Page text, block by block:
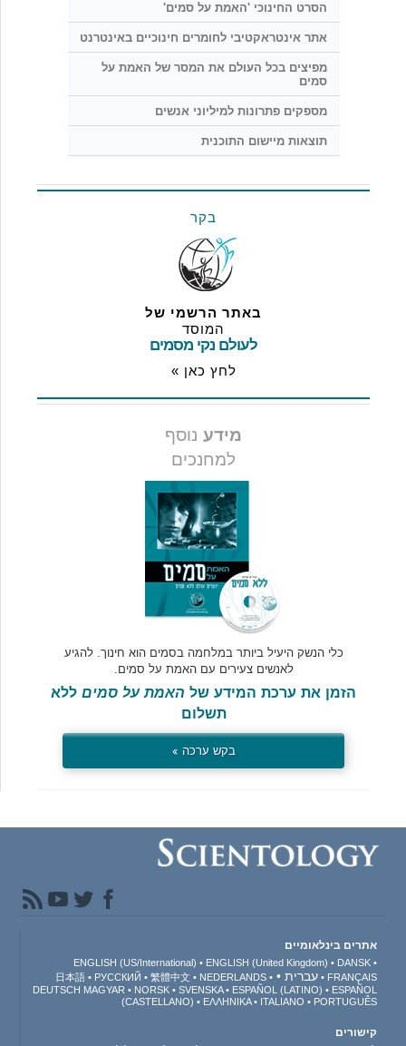
הסרט החינוכי 'האמת על סמים'
אתר אינטראקטיבי לחומרים חינוכיים באינטרנט
מפיצים בכל העולם את המסר של האמת על
סמים
מספקים פתרונות למיליוני אנשים
תוצאות מיישום התוכנית
בקר
באתר הרשמי של
המוסד
לעולם נקי מסמים
לחץ כאן »
מידע נוסף
למחנכים
כלי הנשק היעיל ביותר במלחמה בסמים הוא חינוך. להגיע
לאנשים צעירים עם האמת על סמים.
הזמן את ערכת המידע של האמת על סמים ללא
תשלום
בקש ערכה »
אתרים בינלאומיים
ENGLISH (US/International) ENGLISH (United Kingdom)
DANSK
FRANÇAIS
עברית 日本語 РУССКИЙ 繁體中文
NEDERLANDS
DEUTSCH MAGYAR NORSK SVENSKA ESPAÑOL (LATINO)
ESPAÑOL
(CASTELLANO)
ΕΛΛΗΝΙΚA ITALIANO PORTUGUÊS
קישורים